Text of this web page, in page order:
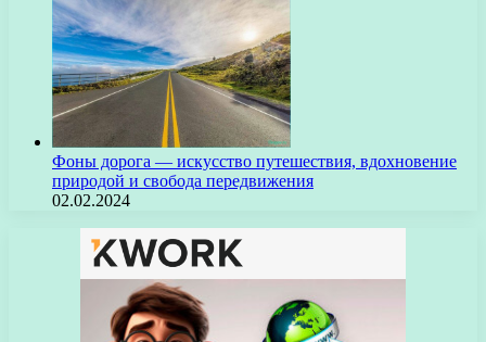
Фоны дорога — искусство путешествия, вдохновение
природой и свобода передвижения
02.02.2024